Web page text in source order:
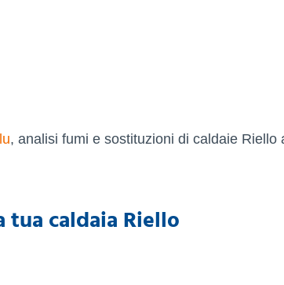
, analisi fumi e sostituzioni di caldaie Riello
caldaia Riello